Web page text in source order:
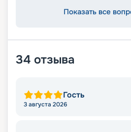
Показать все
34 отзыва
Гость
3 августа 2026